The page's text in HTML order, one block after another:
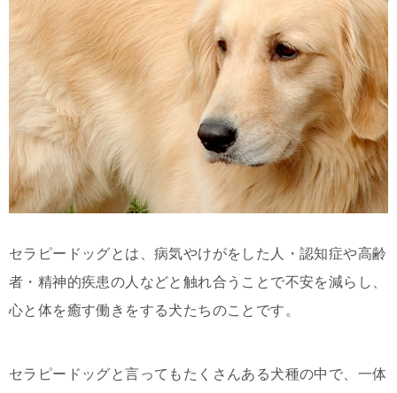
セラピードッグとは、病気やけがをした人・認知症や高齢
者・精神的疾患の人などと触れ合うことで不安を減らし、
心と体を癒す働きをする犬たちのことです。
セラピードッグと言ってもたくさんある犬種の中で、一体